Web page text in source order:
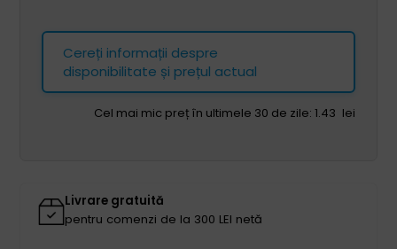
Cereți informații despre
disponibilitate și prețul actual
Cel mai mic preț în ultimele 30 de zile: 1.43 lei
Livrare gratuită
pentru comenzi de la 300 LEI netă